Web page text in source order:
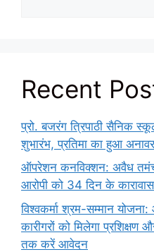
Recent
प्रो. बजरंग त्रिपाठी सैनिक
शुभारंभ, प्रतिमा का हुआ
ऑपरेशन कनविक्शन: अवैध
आरोपी को 34 दिन के कारावास
विश्वकर्मा श्रम-सम्मान
कारीगरों को मिलेगा
तक करें आवेदन